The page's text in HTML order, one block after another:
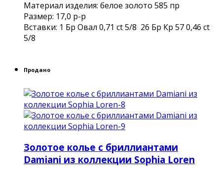
Материал изделия: белое золото 585 пр
Размер: 17,0 р-р
Вставки: 1 Бр Овал 0,71 ct 5/8 26 Бр Кр 57 0,46 ct
5/8
Продано
Золотое колье с бриллиантами
Damiani из коллекции Sophia Loren